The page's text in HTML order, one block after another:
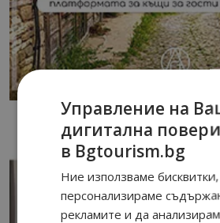
Управление на
дигитална
в Bgtourism.bg
Ние използваме
персонализираме
рекламите и да